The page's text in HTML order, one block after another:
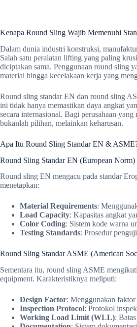
Kenapa Round Sling Wajib Memenuhi
Dalam dunia industri konstruksi,
Salah satu peralatan lifting yang paling
diciptakan sama. Penggunaan round sling
material hingga kecelakaan kerja yang
Round sling standar EN dan round sling
ini tidak hanya memastikan daya angkat
secara internasional. Bagi perusahaan
bukanlah pilihan, melainkan keharusan.
Apa Itu Round Sling Standar EN &
Round Sling Standar EN (European Norm)
Round sling EN mengacu pada standar
menetapkan:
Material Requirements:
Load Capacity: Kapasitas angkat
Color Coding: Sistem kode warna
Testing Standards: Prosedur
Round Sling Standar ASME (American
Sementara itu, round sling ASME
equipment. Karakteristiknya meliputi:
Design Factor: Menggunakan
Inspection Protocol: Protokol
Working Load Limit (WLL):